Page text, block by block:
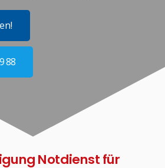
88
Notdienst für